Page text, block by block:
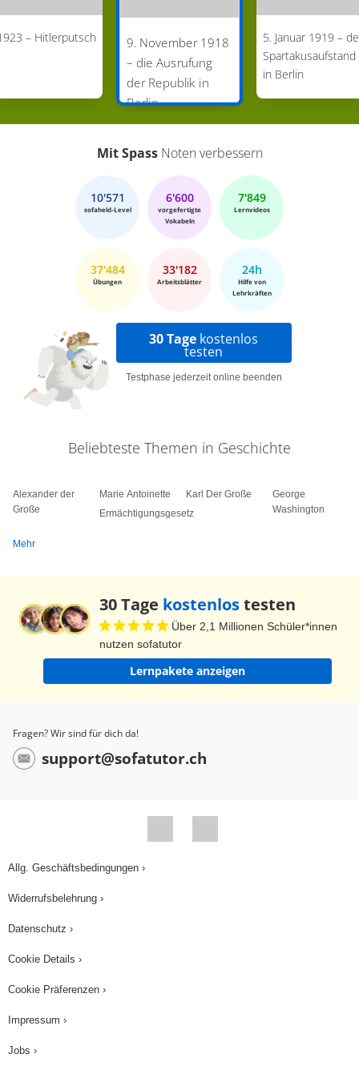
– Hitlerputsch
9. November 1918
– die Ausrufung
der Republik in
Berlin
5. Januar 1919 –
Spartakusaufstand
in Berlin
Mit SpassNoten verbessern
10'571
sofaheld-Level
6'600
vorgefertigte
Vokabeln
7'849
Lernvideos
37'484
Übungen
33'182
Arbeitsblätter
24h
Hilfe von
Lehrkräften
30 Tage kostenlos
testen
Testphase jederzeit online beenden
Beliebteste Themen in Geschichte
Alexander der
Große
Marie Antoinette
Ermächtigungsgesetz
Karl Der Große
George
Washington
Mehr
30 Tage kostenlostesten
Über 2,1 Millionen Schüler*innen
nutzen sofatutor
Lernpakete anzeigen
Fragen? Wir sind für dich da!
support@sofatutor.ch
Allg. Geschäftsbedingungen ›
Widerrufsbelehrung ›
Datenschutz ›
Cookie Details ›
Cookie Präferenzen ›
Impressum ›
Jobs ›